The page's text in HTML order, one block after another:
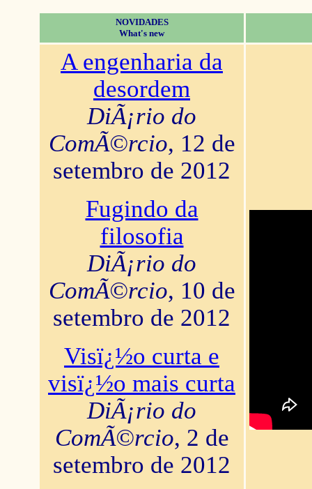
NOVIDADES
What's new
A engenharia da
desordem
DiÃ¡rio do
ComÃ©rcio, 12 de
setembro de 2012
Fugindo da
filosofia
DiÃ¡rio do
ComÃ©rcio, 10 de
setembro de 2012
Visï¿½o curta e
visï¿½o mais curta
DiÃ¡rio do
ComÃ©rcio, 2 de
setembro de 2012